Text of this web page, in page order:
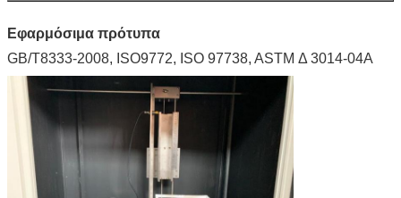
Εφαρμόσιμα πρότυπα
GB/T8333-2008, ISO9772, ISO 97738, ASTM Δ 3014-04A